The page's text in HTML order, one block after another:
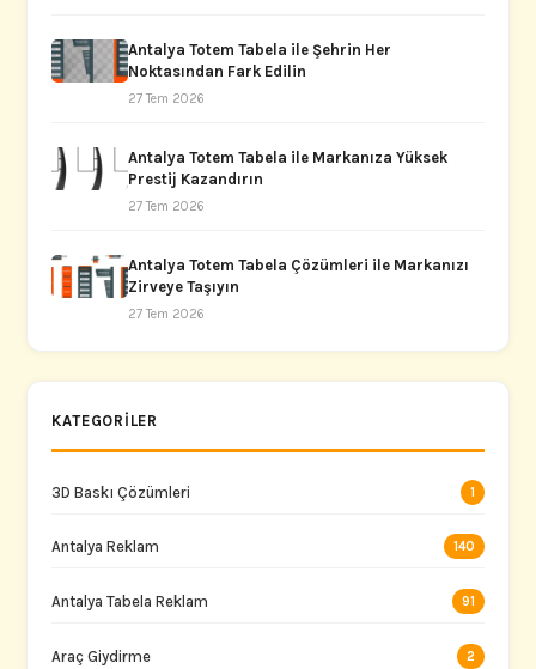
Antalya Totem Tabela ile Şehrin Her
Noktasından Fark Edilin
27 Tem 2026
Antalya Totem Tabela ile Markanıza Yüksek
Prestij Kazandırın
27 Tem 2026
Antalya Totem Tabela Çözümleri ile Markanızı
Zirveye Taşıyın
27 Tem 2026
KATEGORILER
3D Baskı Çözümleri 1
Antalya Reklam 140
Antalya Tabela Reklam 91
Araç Giydirme 2